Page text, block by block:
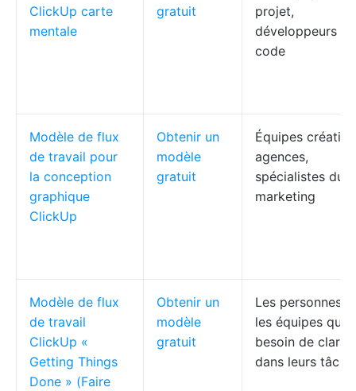
ClickUp carte
mentale
gratuit
projet,
développeurs
code
Modèle de flux
de travail pour
la conception
graphique
ClickUp
Obtenir un
modèle
gratuit
Équipes
agences,
spécialistes du
marketing
Modèle de flux
de travail
ClickUp «
Getting Things
Done » (Faire
Obtenir un
modèle
gratuit
Les personnes
les équipes qui
besoin de clarté
dans leurs